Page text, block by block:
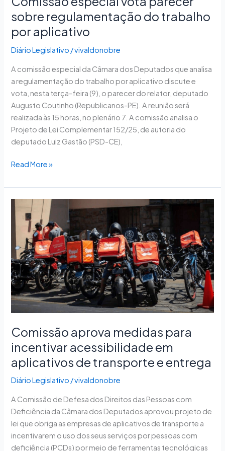
sobre regulamentação do trabalho
por aplicativo
Diário Legislativo /vivaldonobre
A comissão especial da Câmara dos Deputados que analisa
a regulamentação do trabalho por aplicativo discute e
vota, nesta terça-feira (9), o parecer do relator, deputado
Augusto Coutinho (Republicanos-PE). A reunião será
realizada às 15 horas, no plenário 7. A comissão analisa o
Projeto de Lei Complementar 152/25, de autoria do
deputado Luiz Gastão (PSD-CE),
Read More »
Comissão aprova medidas para
incentivar acessibilidade em
aplicativos de transporte e entrega
Diário Legislativo /vivaldonobre
A Comissão de Defesa dos Direitos das Pessoas com
Deficiência da Câmara dos Deputados aprovou projeto de
lei que obriga as empresas de aplicativos de transporte a
incentivarem o uso dos seus serviços por pessoas com
deficiência (PCDs) por meio de ferramentas tecnológicas
Comissão
aprova
medidas
para
incentivar
acessibilidade
em
aplicativos
de
transporte
entrega